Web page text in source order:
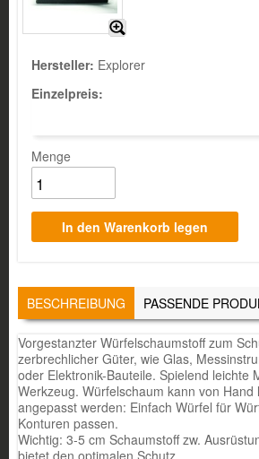
Hersteller: Explorer
Einzelpreis:
Menge
TABS
BESCHREIBUNG (AKTIVER
REITER)
PASSENDE
Vorgestanzter Würfelschaumstoff zum
zerbrechlicher Güter, wie Glas,
oder Elektronik-Bauteile. Spielend leichte
Werkzeug. Würfelschaum kann von
angepasst werden: Einfach Würfel für
Konturen passen.
Wichtig: 3-5 cm Schaumstoff zw.
bietet den optimalen Schutz.